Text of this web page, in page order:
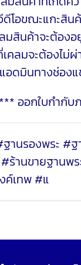
โอขณะแกะสิน
มสินค้าจะต้องอ
คลมจะต้องไม่
ดมินทางช่องแ
ออกใบกำกับ
านรองพระ #
ร้านขายฐานพ
ค์เทพ #แ